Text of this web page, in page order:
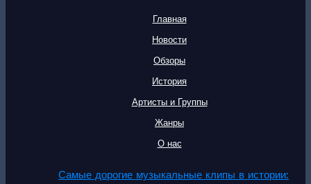
Главная
Новости
Обзоры
История
Артисты и Группы
Жанры
О нас
Самые дорогие музыкальные клипы в истории: